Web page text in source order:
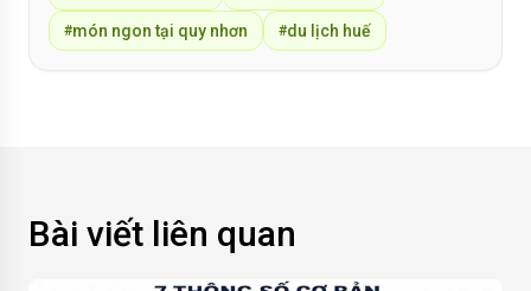
#món ngon tại quy nhơn #du lịch huế
Bài viết liên quan